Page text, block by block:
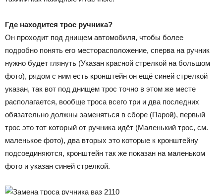
Где находится трос ручника?
Он проходит под днищем автомобиля, чтобы более
подробно понять его месторасположение, сперва на ручник
нужно будет глянуть (Указан красной стрелкой на большом
фото), рядом с ним есть кронштейн он ещё синей стрелкой
указан, так вот под днищем трос точно в этом же месте
располагается, вообще троса всего три и два последних
обязательно должны заменяться в сборе (Парой), первый
трос это тот который от ручника идёт (Маленький трос, см.
маленькое фото), два вторых это которые к кронштейну
подсоединяются, кронштейн так же показан на маленьком
фото и указан синей стрелкой.